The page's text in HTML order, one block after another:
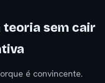
teoria sem cair
é convincente.